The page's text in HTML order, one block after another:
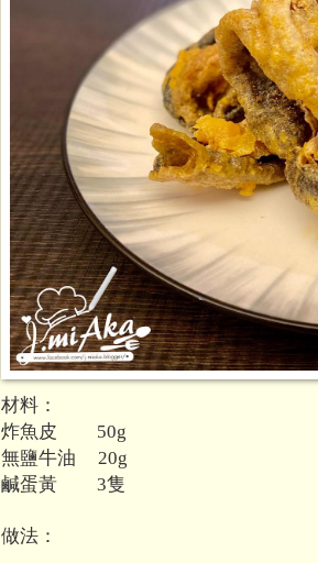
材料：
炸魚皮
50g
無鹽牛油 20g
鹹蛋黃 3隻
做法：